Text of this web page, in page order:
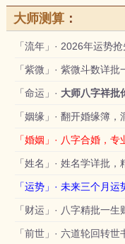
大师测算：
「流年」· 2026年运势
「紫微」· 紫微斗数详批
「命运」· 大师八字祥批
「姻缘」· 翻开婚缘簿
「婚姻」· 八字合婚，
「姓名」· 姓名学详批
「运势」· 未来三个月
「财运」· 八字精批一
「前世」· 六道轮回转